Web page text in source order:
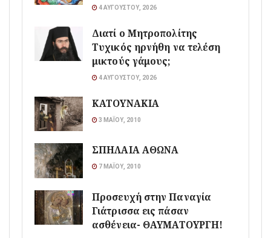
4 ΑΥΓΟΎΣΤΟΥ, 2026
Διατί ο Μητροπολίτης
Τυχικός ηρνήθη να τελέση
μικτούς γάμους;
4 ΑΥΓΟΎΣΤΟΥ, 2026
ΚΑΤΟΥΝΑΚΙΑ
3 ΜΑΪ́ΟΥ, 2010
ΣΠΗΛΑΙΑ ΑΘΩΝΑ
7 ΜΑΪ́ΟΥ, 2010
Προσευχή στην Παναγία
Γιάτρισσα εις πάσαν
ασθένεια- ΘΑΥΜΑΤΟΥΡΓΗ!